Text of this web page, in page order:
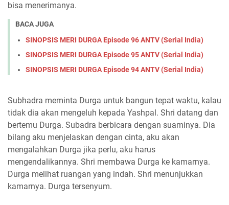
bisa menerimanya.
BACA JUGA
SINOPSIS MERI DURGA Episode 96 ANTV (Serial India)
SINOPSIS MERI DURGA Episode 95 ANTV (Serial India)
SINOPSIS MERI DURGA Episode 94 ANTV (Serial India)
Subhadra meminta Durga untuk bangun tepat waktu, kalau
tidak dia akan mengeluh kepada Yashpal. Shri datang dan
bertemu Durga. Subadra berbicara dengan suaminya. Dia
bilang aku menjelaskan dengan cinta, aku akan
mengalahkan Durga jika perlu, aku harus
mengendalikannya. Shri membawa Durga ke kamarnya.
Durga melihat ruangan yang indah. Shri menunjukkan
kamarnya. Durga tersenyum.